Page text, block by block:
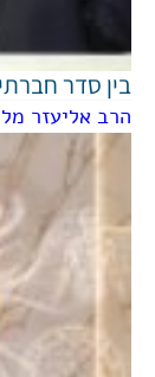
בין סדר
הרב אליעזר